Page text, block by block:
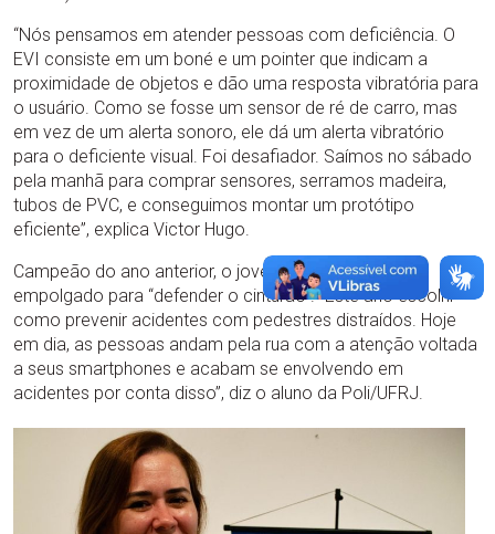
“Nós pensamos em atender pessoas com deficiência. O
EVI consiste em um boné e um pointer que indicam a
proximidade de objetos e dão uma resposta vibratória para
o usuário. Como se fosse um sensor de ré de carro, mas
em vez de um alerta sonoro, ele dá um alerta vibratório
para o deficiente visual. Foi desafiador. Saímos no sábado
pela manhã para comprar sensores, serramos madeira,
tubos de PVC, e conseguimos montar um protótipo
eficiente”, explica Victor Hugo.
Campeão do ano anterior, o jovem pesquisador está
empolgado para “defender o cinturão”. “Este ano escolhi
como prevenir acidentes com pedestres distraídos. Hoje
em dia, as pessoas andam pela rua com a atenção voltada
a seus smartphones e acabam se envolvendo em
acidentes por conta disso”, diz o aluno da Poli/UFRJ.